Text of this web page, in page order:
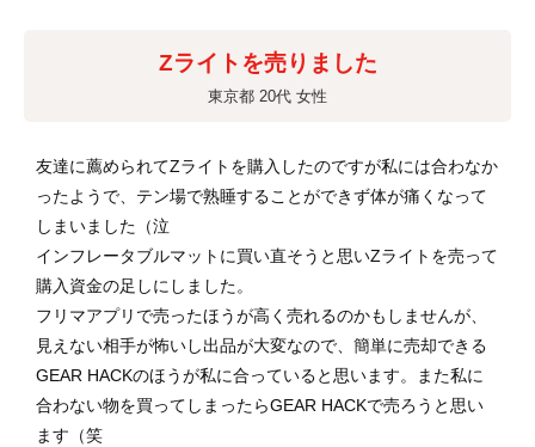
Zライトを売りました
東京都 20代 女性
友達に薦められてZライトを購入したのですが私には合わなか
ったようで、テン場で熟睡することができず体が痛くなって
しまいました（泣
インフレータブルマットに買い直そうと思いZライトを売って
購入資金の足しにしました。
フリマアプリで売ったほうが高く売れるのかもしませんが、
見えない相手が怖いし出品が大変なので、簡単に売却できる
GEAR HACKのほうが私に合っていると思います。また私に
合わない物を買ってしまったらGEAR HACKで売ろうと思い
ます（笑